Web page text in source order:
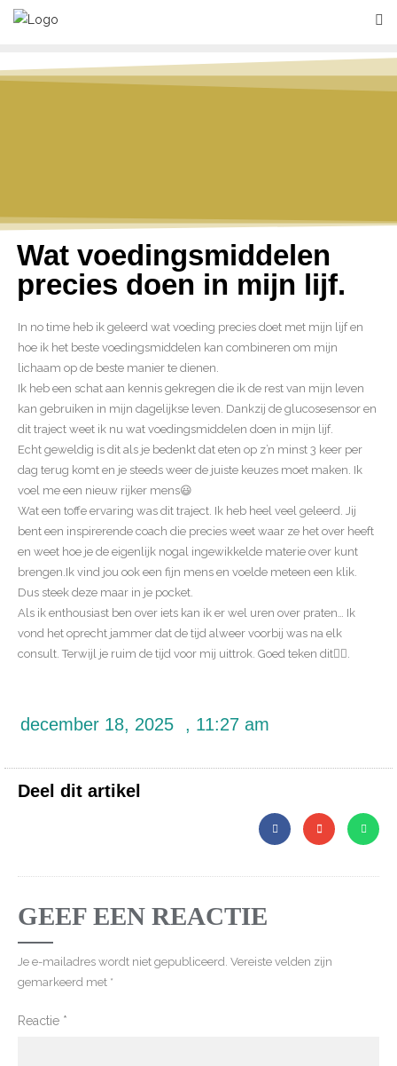
Wat voedingsmiddelen
precies doen in mijn lijf.
In no time heb ik geleerd wat voeding precies doet met mijn lijf en
hoe ik het beste voedingsmiddelen kan combineren om mijn
lichaam op de beste manier te dienen.
Ik heb een schat aan kennis gekregen die ik de rest van mijn leven
kan gebruiken in mijn dagelijkse leven. Dankzij de glucosesensor en
dit traject weet ik nu wat voedingsmiddelen doen in mijn lijf.
Echt geweldig is dit als je bedenkt dat eten op z’n minst 3 keer per
dag terug komt en je steeds weer de juiste keuzes moet maken. Ik
voel me een nieuw rijker mens😃
Wat een toffe ervaring was dit traject. Ik heb heel veel geleerd. Jij
bent een inspirerende coach die precies weet waar ze het over heeft
en weet hoe je de eigenlijk nogal ingewikkelde materie over kunt
brengen.Ik vind jou ook een fijn mens en voelde meteen een klik.
Dus steek deze maar in je pocket.
Als ik enthousiast ben over iets kan ik er wel uren over praten… Ik
vond het oprecht jammer dat de tijd alweer voorbij was na elk
consult. Terwijl je ruim de tijd voor mij uittrok. Goed teken dit👌🏽.
december 18, 2025 , 11:27 am
Deel dit artikel
GEEF EEN REACTIE
Je e-mailadres wordt niet gepubliceerd. Vereiste velden zijn
gemarkeerd met *
Reactie *